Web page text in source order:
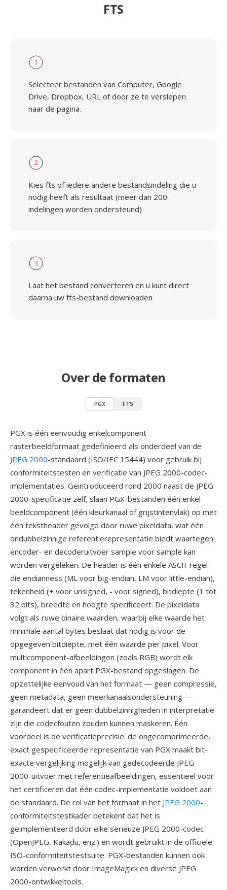
FTS
1
Selecteer bestanden van Computer, Google
Drive, Dropbox, URL of door ze te verslepen
naar de pagina.
2
Kies fts of iedere andere bestandsindeling die u
nodig heeft als resultaat (meer dan 200
indelingen worden ondersteund)
3
Laat het bestand converteren en u kunt direct
daarna uw fts-bestand downloaden
Over de formaten
PGX FTS
PGX is één eenvoudig enkelcomponent
rasterbeeldformaat gedefinieerd als onderdeel van de
JPEG 2000-standaard (ISO/IEC 15444) voor gebruik bij
conformiteitstesten en verificatie van JPEG 2000-codec-
implementaties. Geintroduceerd rond 2000 naast de JPEG
2000-specificatie zelf, slaan PGX-bestanden één enkel
beeldcomponent (één kleurkanaal of grijstintenvlak) op met
één tekstheader gevolgd door ruwe pixeldata, wat één
ondubbelzinnige referentierepresentatie biedt waartegen
encoder- en decoderuitvoer sample voor sample kan
worden vergeleken. De header is één enkele ASCII-regel
die endianness (ML voor big-endian, LM voor little-endian),
tekenheid (+ voor unsigned, - voor signed), bitdiepte (1 tot
32 bits), breedte en hoogte specificeert. De pixeldata
volgt als ruwe binaire waarden, waarbij elke waarde het
minimale aantal bytes beslaat dat nodig is voor de
opgegeven bitdiepte, met één waarde per pixel. Voor
multicomponent-afbeeldingen (zoals RGB) wordt elk
component in één apart PGX-bestand opgeslagen. De
opzettelijke eenvoud van het formaat — geen compressie,
geen metadata, geen meerkanaalsondersteuning —
garandeert dat er geen dubbelzinnigheden in interpretatie
zijn die codecfouten zouden kunnen maskeren. Één
voordeel is de verificatieprecisie: de ongecomprimeerde,
exact gespecificeerde representatie van PGX maakt bit-
exacte vergelijking mogelijk van gedecodeerde JPEG
2000-uitvoer met referentieafbeeldingen, essentieel voor
het certificeren dat één codec-implementatie voldoet aan
de standaard. De rol van het formaat in het JPEG 2000-
conformiteitstestkader betekent dat het is
geimplementeerd door elke serieuze JPEG 2000-codec
(OpenJPEG, Kakadu, enz.) en wordt gebruikt in de officiele
ISO-conformiteitstestsuite. PGX-bestanden kunnen ook
worden verwerkt door ImageMagick en diverse JPEG
2000-ontwikkeltools.